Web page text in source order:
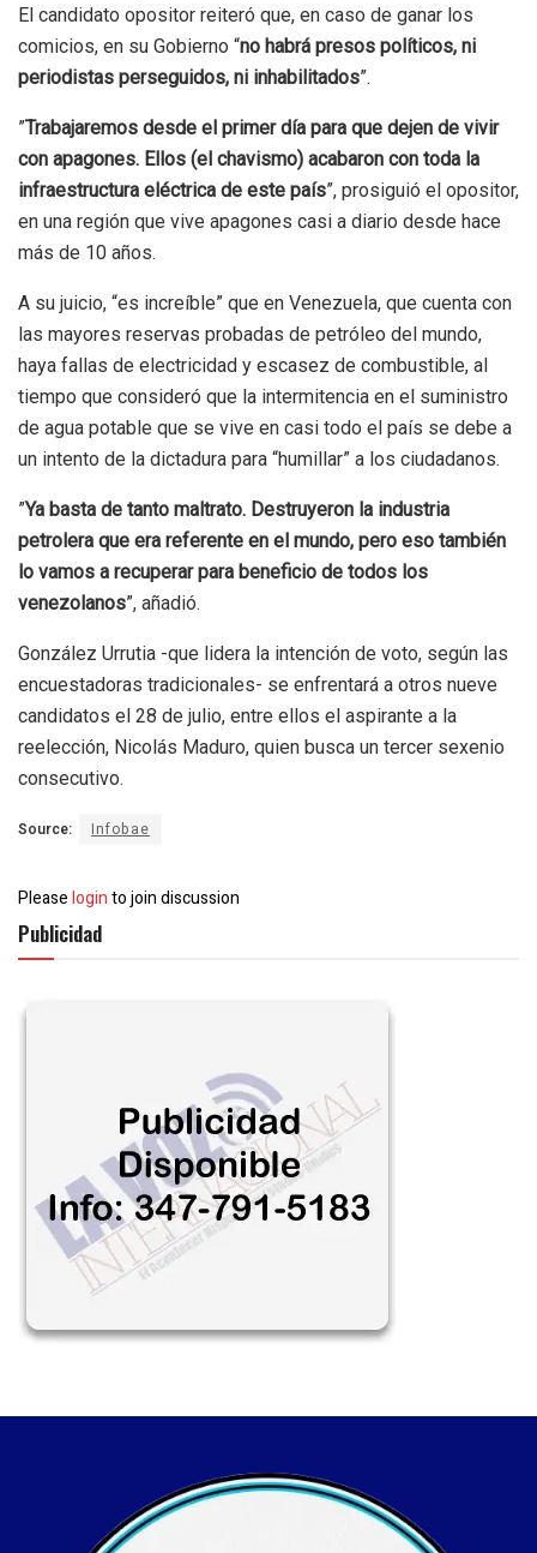
El candidato opositor reiteró que, en caso de ganar los
comicios, en su Gobierno “no habrá presos políticos, ni
periodistas perseguidos, ni inhabilitados”.
”Trabajaremos desde el primer día para que dejen de vivir
con apagones. Ellos (el chavismo) acabaron con toda la
infraestructura eléctrica de este país”, prosiguió el opositor,
en una región que vive apagones casi a diario desde hace
más de 10 años.
A su juicio, “es increíble” que en Venezuela, que cuenta con
las mayores reservas probadas de petróleo del mundo,
haya fallas de electricidad y escasez de combustible, al
tiempo que consideró que la intermitencia en el suministro
de agua potable que se vive en casi todo el país se debe a
un intento de la dictadura para “humillar” a los ciudadanos.
”Ya basta de tanto maltrato. Destruyeron la industria
petrolera que era referente en el mundo, pero eso también
lo vamos a recuperar para beneficio de todos los
venezolanos”, añadió.
González Urrutia -que lidera la intención de voto, según las
encuestadoras tradicionales- se enfrentará a otros nueve
candidatos el 28 de julio, entre ellos el aspirante a la
reelección, Nicolás Maduro, quien busca un tercer sexenio
consecutivo.
Source: Infobae
Pleaseloginto join discussion
Publicidad